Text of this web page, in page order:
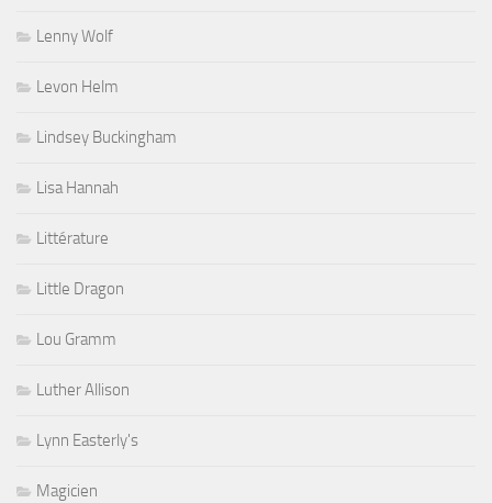
Lenny Wolf
Levon Helm
Lindsey Buckingham
Lisa Hannah
Littérature
Little Dragon
Lou Gramm
Luther Allison
Lynn Easterly's
Magicien